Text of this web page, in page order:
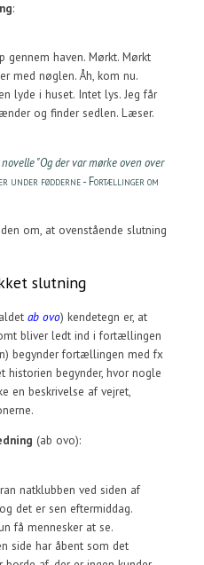
:
gennem haven. Mørkt. Mørkt
med nøglen. Åh, kom nu.
lyde i huset. Intet lys. Jeg får
og finder sedlen. Læser.
"Og der var mørke oven over
under fødderne - Fortællinger om
om, at ovenstående slutning
slutning
ab ovo) kendetegn er, at
bliver ledt ind i fortællingen
begynder fortællingen med fx
historien begynder, hvor nogle
en beskrivelse af vejret,
(ab ovo):
natklubben ved siden af
det er sen eftermiddag.
få mennesker at se.
side har åbent som det